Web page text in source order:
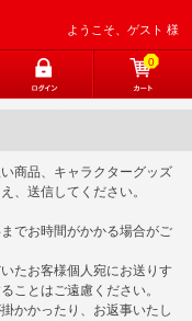
ようこそ、ゲスト 様
0
商品、キャラクターグッズ
、送信してください。
でお時間がかかる場合がご
たお客様個人宛にお送りす
ことはご遠慮ください。
かかったり、お返事いたし